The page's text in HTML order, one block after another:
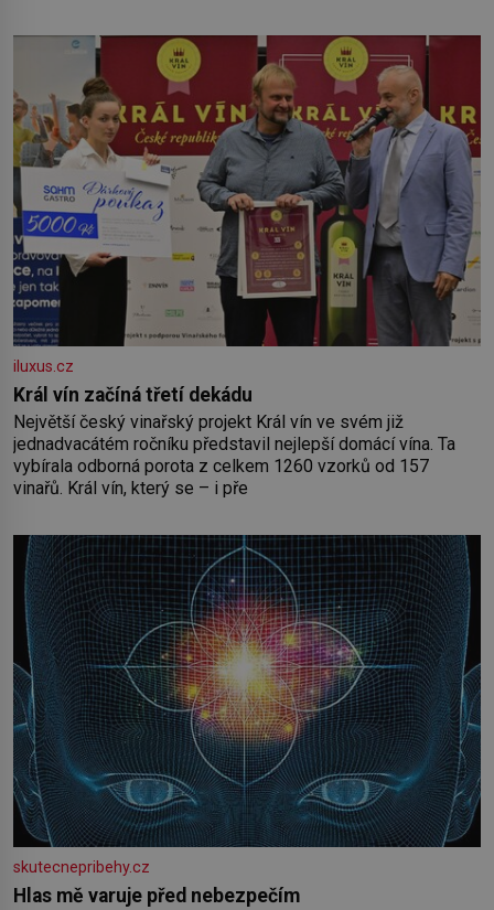
by pokoj miminka měl působit především klidně a útulně.
Předškolní věk je
iluxus.cz
Král vín začíná třetí dekádu
Největší český vinařský projekt Král vín ve svém již
jednadvacátém ročníku představil nejlepší domácí vína. Ta
vybírala odborná porota z celkem 1260 vzorků od 157
vinařů. Král vín, který se – i pře
skutecnepribehy.cz
Hlas mě varuje před nebezpečím